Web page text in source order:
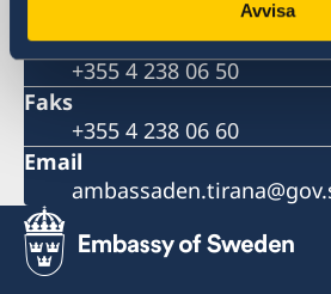
Avvisa
Telefon
+355 4 238 06 50
Faks
+355 4 238 06 60
Email